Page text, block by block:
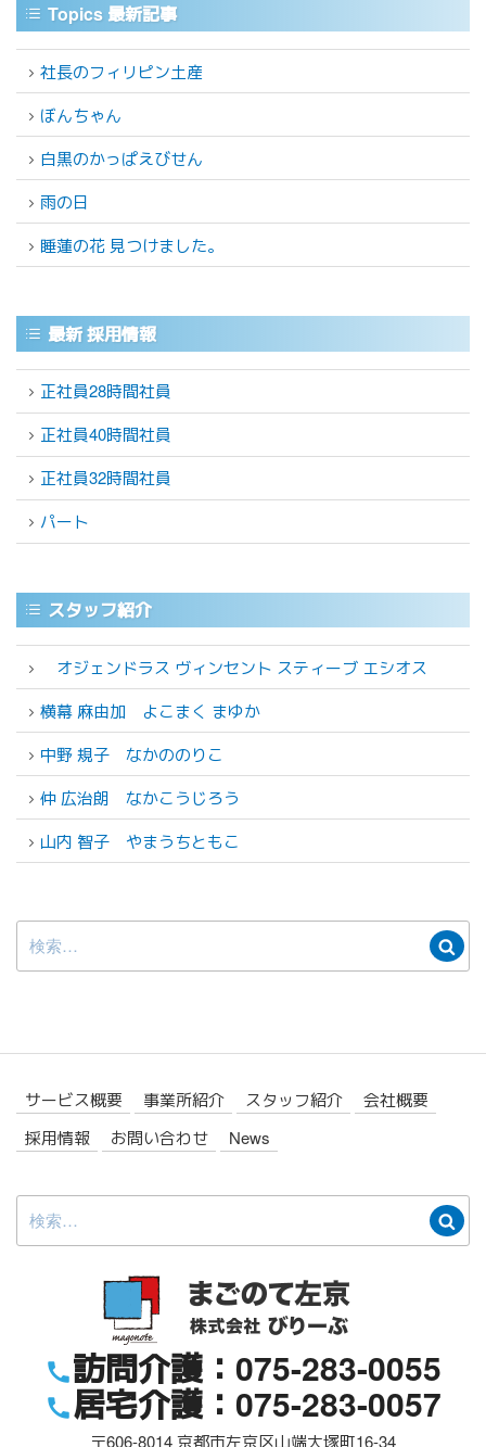
Topics 最新記事
社長のフィリピン土産
ぼんちゃん
白黒のかっぱえびせん
雨の日
睡蓮の花 見つけました。
最新 採用情報
正社員28時間社員
正社員40時間社員
正社員32時間社員
パート
スタッフ紹介
オジェンドラス ヴィンセント スティーブ エシオス
横幕 麻由加
よこまく まゆか
中野 規子 なかののりこ
仲 広治朗 なかこうじろう
山内 智子 やまうちともこ
検
索:
検
索
サービス概要 事業所紹介 スタッフ紹介
会社概要
採用情報
お問い合わせ News
検
索:
検
索
訪問介護：075-283-0055
居宅介護：075-283-0057
〒606-8014京都市左京区山端大塚町16-34